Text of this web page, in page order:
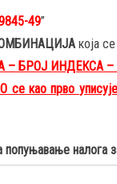
49”
која
– БРОЈ ИНДЕКСА
се као прво
налога